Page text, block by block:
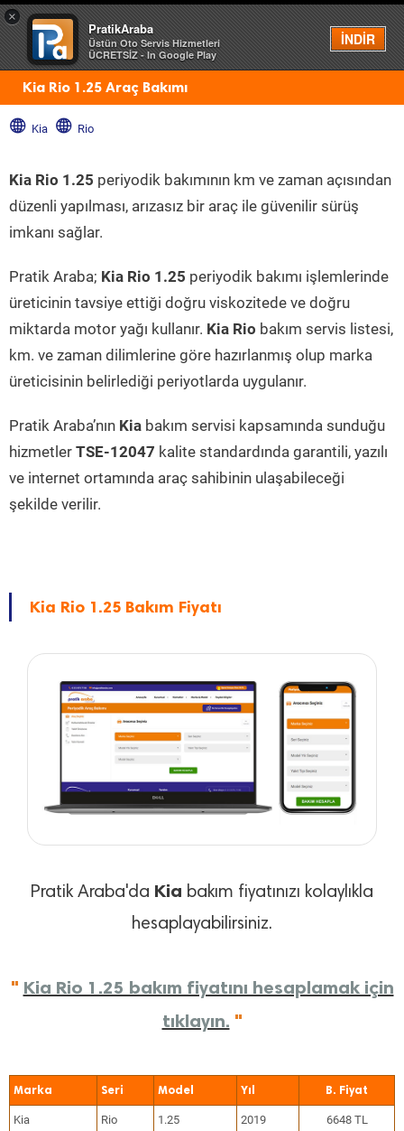
×
PratikAraba
Üstün Oto Servis Hizmetleri
ÜCRETSİZ - In Google Play
İNDİR
Menü
Kia Rio 1.25 Araç Bakımı
Kia Rio
Kia Rio 1.25 periyodik bakımının km ve zaman açısından
düzenli yapılması, arızasız bir araç ile güvenilir sürüş
imkanı sağlar.
Pratik Araba; Kia Rio 1.25 periyodik bakımı işlemlerinde
üreticinin tavsiye ettiği doğru viskozitede ve doğru
miktarda motor yağı kullanır. Kia Rio bakım servis listesi,
km. ve zaman dilimlerine göre hazırlanmış olup marka
üreticisinin belirlediği periyotlarda uygulanır.
Pratik Araba’nın Kia bakım servisi kapsamında sunduğu
hizmetler TSE-12047 kalite standardında garantili, yazılı
ve internet ortamında araç sahibinin ulaşabileceği
şekilde verilir.
Kia Rio 1.25 Bakım Fiyatı
Pratik Araba'da Kia bakım fiyatınızı kolaylıkla
hesaplayabilirsiniz.
" Kia Rio 1.25 bakım fiyatını hesaplamak için
tıklayın. "
Marka Seri Model Yıl
Kia Rio 1.25 2019 6648 TL